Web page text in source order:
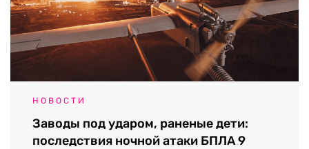
НОВОСТИ
Заводы под ударом, раненые дети:
последствия ночной атаки БПЛА 9